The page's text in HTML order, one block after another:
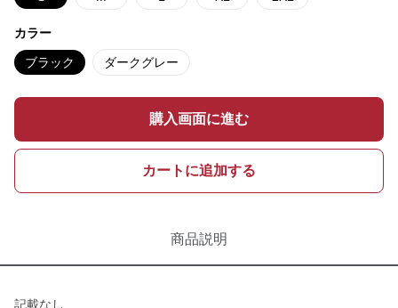
カラー
ブラック ダークグレー
購入画面に進む
カートに追加する
商品説明
記載なし